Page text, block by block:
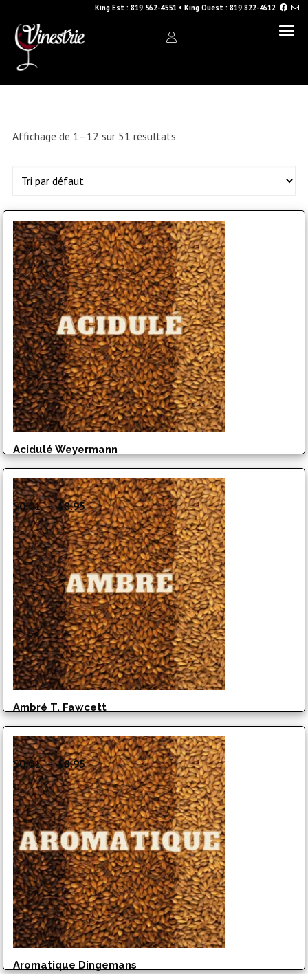
King Est : 819 562-4551 • King Ouest : 819 822-4612
Affichage de 1–12 sur 51 résultats
Acidulé Weyermann
$0.01 – $8.95Plage
de
prix :
$0.01
à
$8.95
Ambré T. Fawcett
$0.01 – $8.95Plage
de
prix :
$0.01
à
$8.95
Aromatique Dingemans